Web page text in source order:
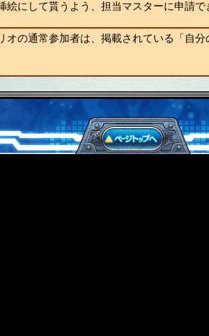
絵にして貰うよう、担当マスターに申請で
オの通常参加者は、掲載されている「自分